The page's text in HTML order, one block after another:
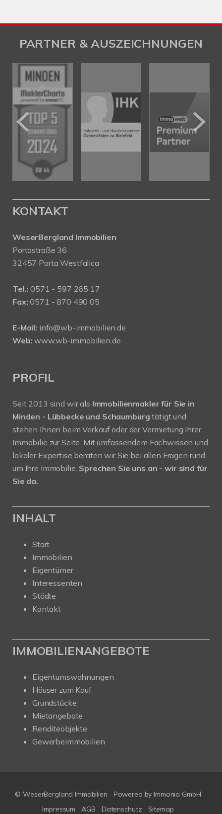
PARTNER & AUSZEICHNUNGEN
KONTAKT
WeserBergland Immobilien
Portastraße 36
32457 Porta Westfalica
Tel.: 0571 - 597 265 17
Fax: 0571 - 870 490 05
E-Mail: info@wb-immobilien.de
Web: www.wb-immobilien.de
PROFIL
Seit 2013 sind wir als Immobilienmakler für Sie in
Minden - Lübbecke und Schaumburgtätigt und
stehen Ihnen beim Verkauf oder der Vermietung Ihrer
Immobilie zur Seite. Mit umfassendem Fachwissen und
lokaler Expertise beraten wir Sie bei allen Fragen rund
um Ihre Immobilie. Sprechen Sie uns an - wir sind für
Sie da.
INHALT
Start
Immobilien
Eigentümer
Interessenten
Städte
Kontakt
IMMOBILIENANGEBOTE
Eigentumswohnungen
Häuser zum Kauf
Grundstücke
Mietangebote
Renditeobjekte
Gewerbeimmobilien
© WeserBergland Immobilien Powered by Immonia GmbH
Impressum
AGB Datenschutz Sitemap